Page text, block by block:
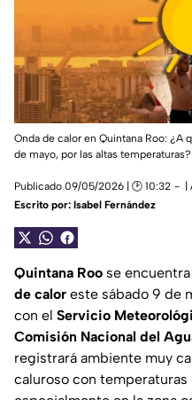
Onda de calor en Quintana Roo: ¿A
de mayo, por las altas
Publicado 09/05/2026 | 🕑 10:32
Escrito por: Isabel Fernández
Quintana Roo se
de calor este sábado 9 de
con el Servicio
Comisión Nacional del
registrará ambiente muy
caluroso con temperaturas